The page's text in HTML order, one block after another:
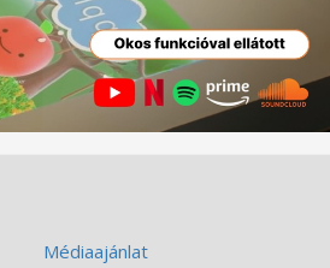
Médiaajánlat